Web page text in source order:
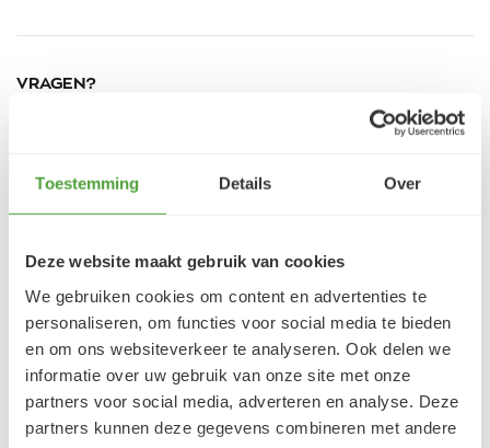
Toestemming Details Over
Deze website maakt gebruik van cookies
We gebruiken cookies om content en advertenties te
personaliseren, om functies voor social media te bieden
en om ons websiteverkeer te analyseren. Ook delen we
informatie over uw gebruik van onze site met onze
partners voor social media, adverteren en analyse. Deze
partners kunnen deze gegevens combineren met andere
VRAGEN?
Klantbeoordelingen
9.5/10 (1365 beoordelingen)
5/5
Danielle ROCH